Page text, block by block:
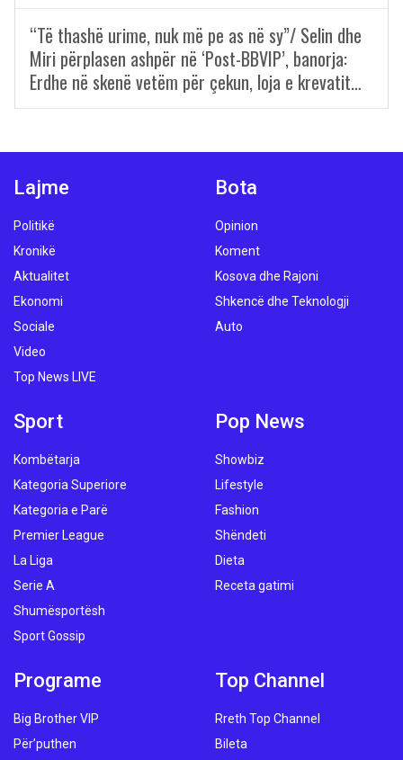
“Të thashë urime, nuk më pe as në sy”/ Selin dhe
Miri përplasen ashpër në ‘Post-BBVIP’, banorja:
Erdhe në skenë vetëm për çekun, loja e krevatit…
Lajme
Politikë
Kronikë
Aktualitet
Ekonomi
Sociale
Video
Top News LIVE
Bota
Opinion
Koment
Kosova dhe Rajoni
Shkencë dhe Teknologji
Auto
Sport
Kombëtarja
Kategoria Superiore
Kategoria e Parë
Premier League
La Liga
Serie A
Shumësportësh
Sport Gossip
Pop News
Showbiz
Lifestyle
Fashion
Shëndeti
Dieta
Receta gatimi
Programe
Big Brother VIP
Për’puthen
Top Channel
Rreth Top Channel
Bileta